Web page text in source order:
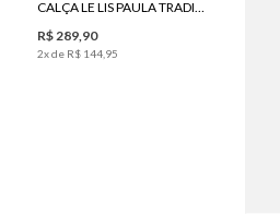
CALÇA LE LIS PAULA TRADICIONAL FEMININA
R$ 289 90
2x de R$ 144 95